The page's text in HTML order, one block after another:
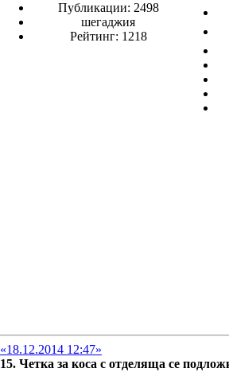
Публикации: 2498
шегаджия
Рейтинг: 1218
«18.12.2014 12:47»
15. Четка за коса с отделяща се